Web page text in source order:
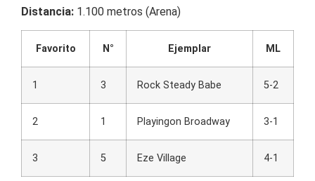
Distancia: 1.100 metros (Arena)
Favorito N° Ejemplar ML
1 3 Rock Steady Babe 5-2
2 1 Playingon Broadway 3-1
3 5 Eze Village 4-1